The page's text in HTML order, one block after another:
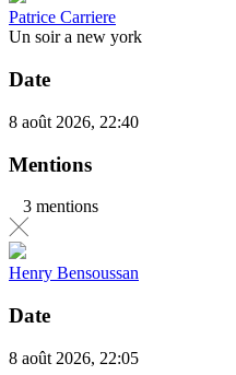
Patrice Carriere
Un soir a new york
Date
8 août 2026, 22:40
Mentions
3 mentions
Henry Bensoussan
Date
8 août 2026, 22:05